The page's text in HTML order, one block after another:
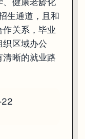
生通道，且和
关系，毕业
织区域办公
晰的就业路
22